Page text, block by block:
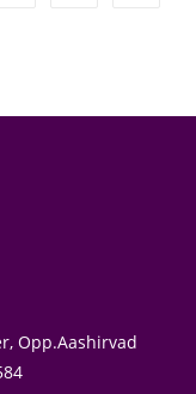
Opp.Aashirvad